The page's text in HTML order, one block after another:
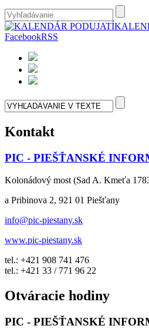
FacebookRSS
Kontakt
PIC - PIEŠŤANSKÉ
Kolonádový most (Sad A. Kmeťa
a Pribinova 2, 921 01 Piešťany
info@pic-piestany.sk
www.pic-piestany.sk
tel.: +421 908 741 476
tel.: +421 33 / 771 96 22
Otváracie hodiny
PIC - PIEŠŤANSKÉ